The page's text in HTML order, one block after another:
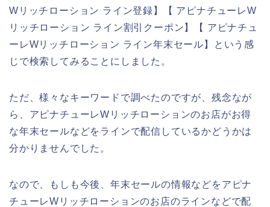
Wリッチローション ライン登録】【 アピナチューレW
リッチローション ライン割引クーポン】【 アピナチュ
ーレWリッチローション ライン年末セール】という感
じで検索してみることにしました。
ただ、様々なキーワードで調べたのですが、残念なが
ら、アピナチューレWリッチローションのお店がお得
な年末セールなどをラインで配信しているかどうかは
分かりませんでした。
なので、もしも今後、年末セールの情報などをアピナ
チューレWリッチローションのお店のラインなどで配